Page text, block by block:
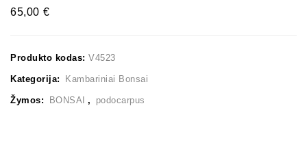
65,00 €
Produkto kodas: V4523
Kategorija: Kambariniai Bonsai
Žymos: BONSAI , podocarpus